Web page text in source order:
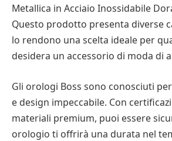
Metallica in Acciaio Inossidabile
Questo prodotto presenta diverse
lo rendono una scelta ideale per
desidera un accessorio di moda di
Gli orologi Boss sono conosciuti
e design impeccabile. Con
materiali premium, puoi essere
orologio ti offrirà una durata nel